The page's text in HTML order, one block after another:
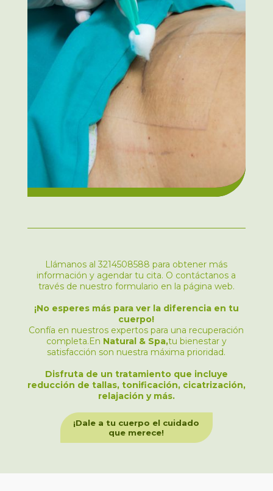
Llámanos al 3214508588 para obtener más
información y agendar tu cita. O contáctanos a
través de nuestro formulario en la página web.
¡No esperes más para ver la diferencia en tu
cuerpo!
Confía en nuestros expertos para una recuperación
completa.En Natural & Spa,tu bienestar y
satisfacción son nuestra máxima prioridad.
Disfruta de un tratamiento que incluye
reducción de tallas, tonificación, cicatrización,
relajación y más.
¡Dale a tu cuerpo el cuidado
que merece!